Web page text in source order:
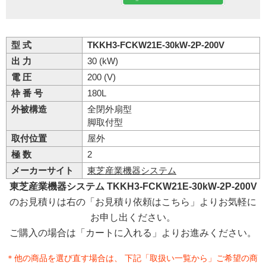
型 式
TKKH3-FCKW21E-30kW-2P-200V
出 力
30 (kW)
電 圧
200 (V)
枠 番 号
180L
外被構造
全閉外扇型
脚取付型
取付位置
屋外
極 数
2
メーカーサイト
東芝産業機器システム
東芝産業機器システム TKKH3-FCKW21E-30kW-2P-200V
のお見積りは右の「お見積り依頼はこちら」よりお気軽に
お申し出ください。
ご購入の場合は「カートに入れる」よりお進みください。
＊他の商品を選び直す場合は、 下記「取扱い一覧から」ご希望の商